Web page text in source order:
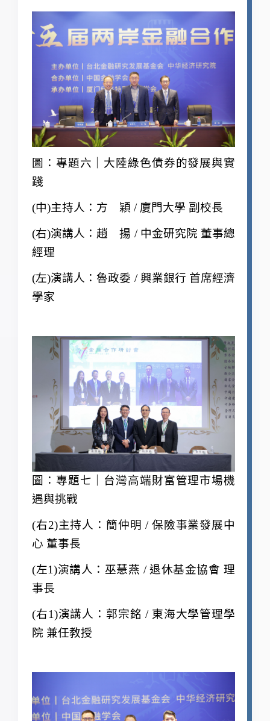
圖：專題六｜大陸綠色債券的發展與實
踐
(中)主持人：方 穎 / 廈門大學 副校長
(右)演講人：趙 揚 / 中金研究院 董事總
經理
(左)演講人：魯政委 / 興業銀行 首席經濟
學家
圖：專題七｜台灣高端財富管理市場機
遇與挑戰
(右2)主持人：簡仲明 / 保險事業發展中
心 董事長
(左1)演講人：巫慧燕 / 退休基金協會 理
事長
(右1)演講人：郭宗銘 / 東海大學管理學
院 兼任教授